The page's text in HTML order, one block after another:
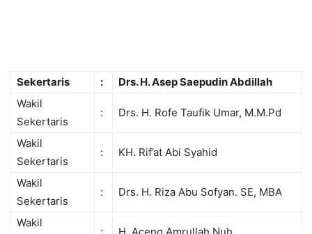
Sekertaris : Drs. H.Asep Saepudin Abdillah
Wakil
Sekertaris
: Drs. H. Rofe Taufik Umar, M.M.Pd
Wakil
Sekertaris
: KH. Rif’at Abi Syahid
Wakil
Sekertaris
: Drs. H. Riza Abu Sofyan. SE, MBA
Wakil